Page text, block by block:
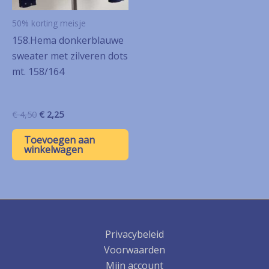
50% korting meisje
158.Hema donkerblauwe
sweater met zilveren dots
mt. 158/164
€4,50 Oorspronkelijke
was:
€ 4,50.
€ 2,25Huidige
is:
€ 2,25.
Toevoegen aan
winkelwagen
Privacybeleid
Voorwaarden
Mijn account